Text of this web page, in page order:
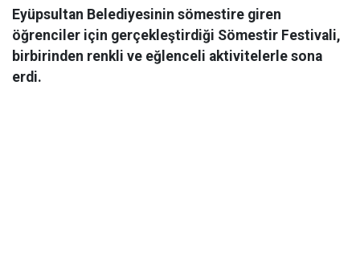
Eyüpsultan Belediyesinin sömestire giren
öğrenciler için gerçekleştirdiği Sömestir Festivali,
birbirinden renkli ve eğlenceli aktivitelerle sona
erdi.